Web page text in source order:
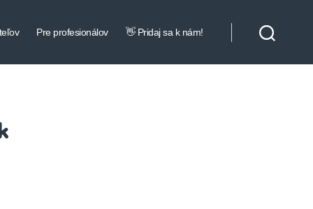
Pre profesionálov 👋 Pridaj sa k nám!